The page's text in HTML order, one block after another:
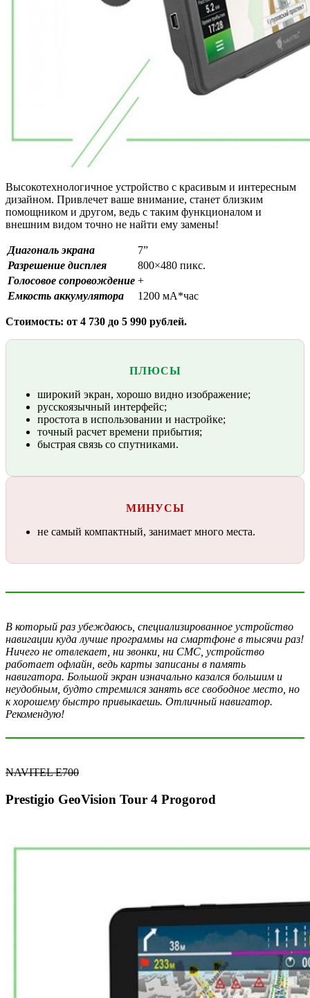
Высокотехнологичное устройство с красивым и интересным
дизайном. Привлечет ваше внимание, станет близким
помощником и другом, ведь с таким функционалом и
внешним видом точно не найти ему замены!
Диагональ экрана
7”
Разрешение дисплея
800×480 пикс.
Голосовое сопровождение +
Емкость аккумулятора
1200 мА*час
Стоимость: от 4 730 до 5 990 рублей.
ПЛЮСЫ
широкий экран, хорошо видно изображение;
русскоязычный интерфейс;
простота в использовании и настройке;
точный расчет времени прибытия;
быстрая связь со спутниками.
МИНУСЫ
не самый компактный, занимает много места.
В который раз убеждаюсь, специализированное устройство
навигации куда лучше программы на смартфоне в тысячи раз!
Ничего не отвлекает, ни звонки, ни СМС, устройство
работает офлайн, ведь карты записаны в память
навигатора. Большой экран изначально казался большим и
неудобным, будто стремился занять все свободное место, но
к хорошему быстро привыкаешь. Отличный навигатор.
Рекомендую!
NAVITEL E700
Prestigio GeoVision Tour 4 Progorod